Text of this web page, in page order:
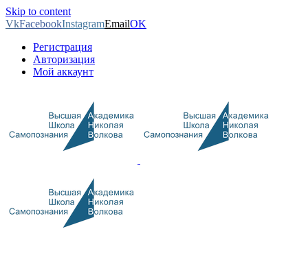
Skip to content
VkFacebookInstagramEmailOK
Регистрация
Авторизация
Мой аккаунт